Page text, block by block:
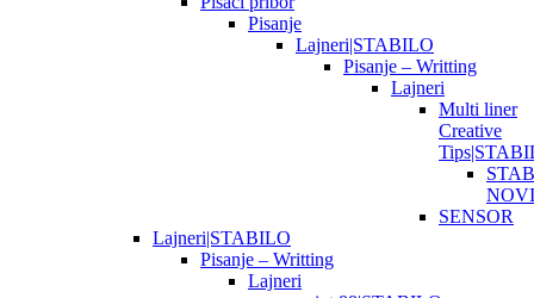
Pisanje
Lajneri|STABILO
Pisanje – Writting
Lajneri
Multi liner
Creative
SENSOR
Lajneri|STABILO
Pisanje – Writting
Lajneri